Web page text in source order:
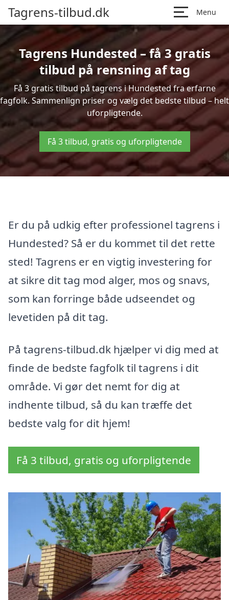
Tagrens-tilbud.dk Menu
Tagrens Hundested – få 3 gratis
tilbud på rensning af tag
Få 3 gratis tilbud på tagrens i Hundested fra erfarne
fagfolk. Sammenlign priser og vælg det bedste tilbud – helt
uforpligtende.
Få 3 tilbud, gratis og uforpligtende
Er du på udkig efter professionel tagrens i
Hundested? Så er du kommet til det rette
sted! Tagrens er en vigtig investering for
at sikre dit tag mod alger, mos og snavs,
som kan forringe både udseendet og
levetiden på dit tag.
På tagrens-tilbud.dk hjælper vi dig med at
finde de bedste fagfolk til tagrens i dit
område. Vi gør det nemt for dig at
indhente tilbud, så du kan træffe det
bedste valg for dit hjem!
Få 3 tilbud, gratis og uforpligtende